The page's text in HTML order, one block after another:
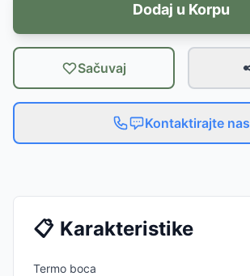
Dodaj u Korpu
Sačuvaj
Kontaktirajte nas
📋 Karakteristike
Termo boca